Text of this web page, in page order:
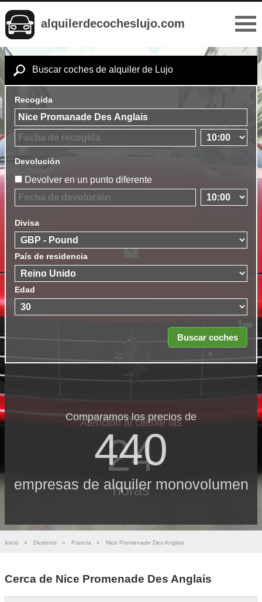
alquilerdecocheslujo.com
Buscar coches de alquiler de Lujo
Recogida
Devolución
Devolver en un punto diferente
Divisa
País de residencia
Edad
Comparamos los precios de
440
empresas de alquiler monovolumen
Atención al cliente las
24
horas
Inicio » Destinos » Francia » Nice Promenade Des Anglais
Cerca de Nice Promenade Des Anglais